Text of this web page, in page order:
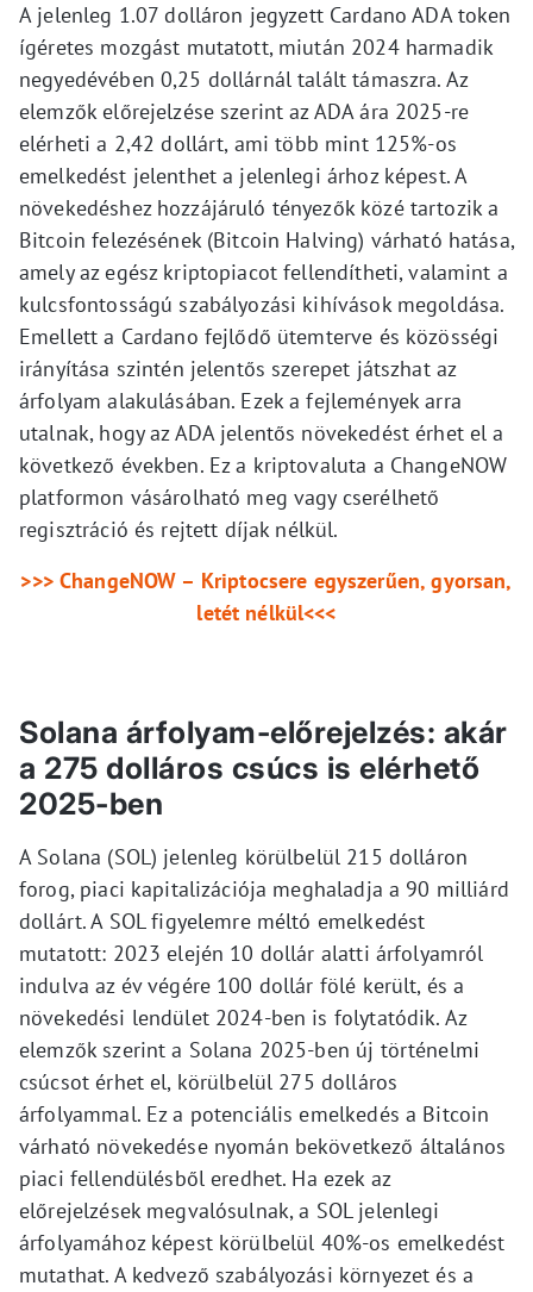
A jelenleg 1.07 dolláron jegyzett Cardano ADA token
ígéretes mozgást mutatott, miután 2024 harmadik
negyedévében 0,25 dollárnál talált támaszra. Az
elemzők előrejelzése szerint az ADA ára 2025-re
elérheti a 2,42 dollárt, ami több mint 125%-os
emelkedést jelenthet a jelenlegi árhoz képest. A
növekedéshez hozzájáruló tényezők közé tartozik a
Bitcoin felezésének (Bitcoin Halving) várható hatása,
amely az egész kriptopiacot fellendítheti, valamint a
kulcsfontosságú szabályozási kihívások megoldása.
Emellett a Cardano fejlődő ütemterve és közösségi
irányítása szintén jelentős szerepet játszhat az
árfolyam alakulásában. Ezek a fejlemények arra
utalnak, hogy az ADA jelentős növekedést érhet el a
következő években. Ez a kriptovaluta a ChangeNOW
platformon vásárolható meg vagy cserélhető
regisztráció és rejtett díjak nélkül.
>>> ChangeNOW – Kriptocsere egyszerűen, gyorsan,
letét nélkül<<<
Solana árfolyam-előrejelzés: akár
a 275 dolláros csúcs is elérhető
2025-ben
A Solana (SOL) jelenleg körülbelül 215 dolláron
forog, piaci kapitalizációja meghaladja a 90 milliárd
dollárt. A SOL figyelemre méltó emelkedést
mutatott: 2023 elején 10 dollár alatti árfolyamról
indulva az év végére 100 dollár fölé került, és a
növekedési lendület 2024-ben is folytatódik. Az
elemzők szerint a Solana 2025-ben új történelmi
csúcsot érhet el, körülbelül 275 dolláros
árfolyammal. Ez a potenciális emelkedés a Bitcoin
várható növekedése nyomán bekövetkező általános
piaci fellendülésből eredhet. Ha ezek az
előrejelzések megvalósulnak, a SOL jelenlegi
árfolyamához képest körülbelül 40%-os emelkedést
mutathat. A kedvező szabályozási környezet és a